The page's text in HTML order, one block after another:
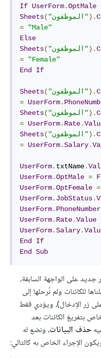
If UserForm.OptMale
Sheets( "الموظفون").
=
"Male"
Else
Sheets( "الموظفون").
=
"Female"
End
If
Sheets( "الموظفون").
= UserForm.
Sheets( "الموظفون").
= UserForm. Rate.
Sheets( "الموظفون").
= UserForm.Salary.
UserForm. txtName.
UserForm.OptMale =
UserForm.OptFemale =
UserForm. JobStatus.
UserForm. PhoneNumber
UserForm. Rate.Value
UserForm.Salary.
End
If
End
Sub
جديد على الواجهة السابقة،
للكائنات ولم نُرحلها إلى
زر الإدخال)، ويؤدي فقط
بتفريغ الكائنات بعد
حذف البيانات، ونضع له
الإجراء الخاص به كالتالي: